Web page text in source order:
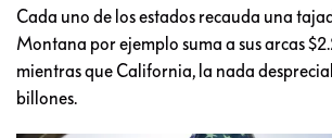
Cada uno de los estados recauda una
Montana por ejemplo suma a sus arcas
mientras que California, la nada
billones.